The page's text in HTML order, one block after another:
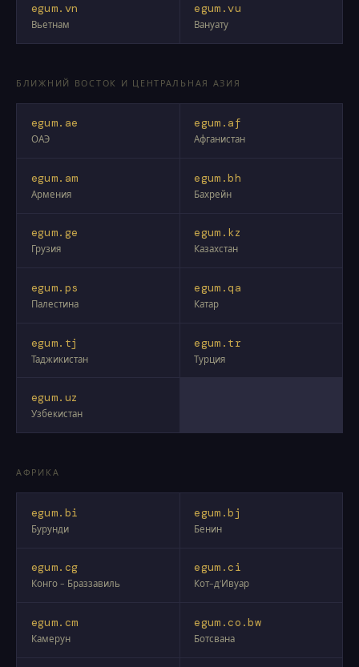
egum.vn
Вьетнам
egum.vu
Вануату
БЛИЖНИЙ ВОСТОК И ЦЕНТРАЛЬНАЯ АЗИЯ
egum.ae
ОАЭ
egum.af
Афганистан
egum.am
Армения
egum.bh
Бахрейн
egum.ge
Грузия
egum.kz
Казахстан
egum.ps
Палестина
egum.qa
Катар
egum.tj
Таджикистан
egum.tr
Турция
egum.uz
Узбекистан
АФРИКА
egum.bi
Бурунди
egum.bj
Бенин
egum.cg
Конго - Браззавиль
egum.ci
Кот-д’Ивуар
egum.cm
Камерун
egum.co.bw
Ботсвана